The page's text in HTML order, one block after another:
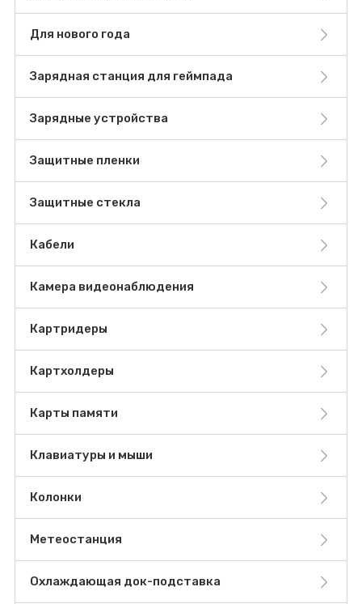
Для нового года
Зарядная станция для геймпада
Зарядные устройства
Защитные пленки
Защитные стекла
Кабели
Камера видеонаблюдения
Картридеры
Картхолдеры
Карты памяти
Клавиатуры и мыши
Колонки
Метеостанция
Охлаждающая док-подставка